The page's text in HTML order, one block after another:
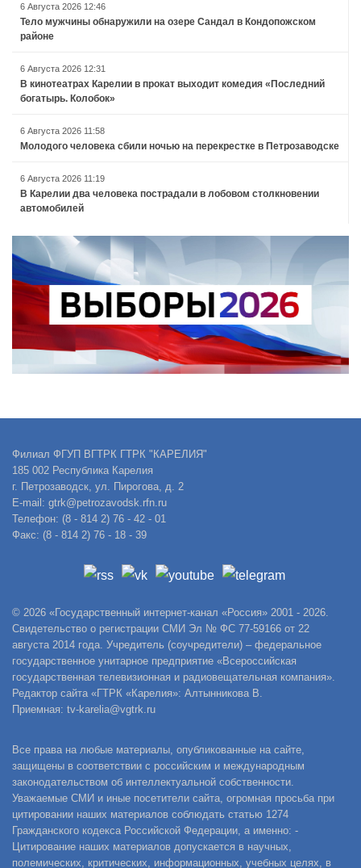
6 Августа 2026 12:46
Тело мужчины обнаружили на озере Сандал в Кондопожском
районе
6 Августа 2026 12:31
В кинотеатрах Карелии в прокат выходит комедия «Последний
богатырь. Колобок»
6 Августа 2026 11:58
Молодого человека сбили ночью на перекрестке в Петрозаводске
6 Августа 2026 11:19
В Карелии два человека пострадали в лобовом столкновении
автомобилей
Филиал ФГУП ВГТРК ГТРК "КАРЕЛИЯ"
185 002 Республика Карелия
г. Петрозаводск, ул. Пирогова, д. 2
E-mail: gtrk@petrozavodsk.rfn.ru
Телефон: (8 - 814 2) 76 - 42 - 01
Факс: (8 - 814 2) 76 - 18 - 39
© 2026 «Государственный интернет-канал «Россия» 2001 - 2026.
Свидетельство о регистрации СМИ Эл № ФС 77-59166 от 22
августа 2014 года. Учредитель (соучредители) – федеральное
государственное унитарное предприятие «Всероссийская
государственная телевизионная и радиовещательная компания».
Редактор сайта «ГТРК «Карелия»: Алтынникова В.
Приемная: tv-karelia@vgtrk.ru
Все права на любые материалы, опубликованные на сайте,
защищены в соответствии с российским и международным
законодательством об интеллектуальной собственности.
Уважаемые СМИ и иные посетители сайта, огромная просьба при
цитировании наших материалов соблюдать статью 1274
Гражданского кодекса Российской Федерации, а именно: -
Цитирование наших материалов допускается в научных,
полемических, критических, информационных, учебных целях, в